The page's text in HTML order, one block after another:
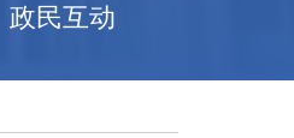
政民互动